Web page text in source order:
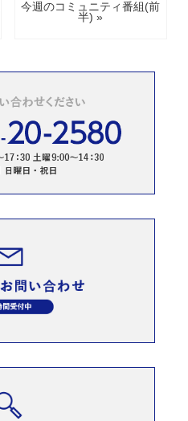
今週のコミュニティ番組(前
半) »